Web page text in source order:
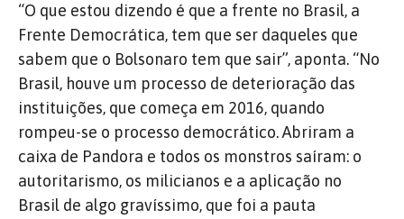
“O que estou dizendo é que a frente no Brasil, a
Frente Democrática, tem que ser daqueles que
sabem que o Bolsonaro tem que sair”, aponta. “No
Brasil, houve um processo de deterioração das
instituições, que começa em 2016, quando
rompeu-se o processo democrático. Abriram a
caixa de Pandora e todos os monstros saíram: o
autoritarismo, os milicianos e a aplicação no
Brasil de algo gravíssimo, que foi a pauta